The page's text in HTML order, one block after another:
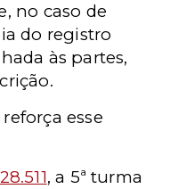
no caso de
do registro
às partes,
esse
, a 5ª turma